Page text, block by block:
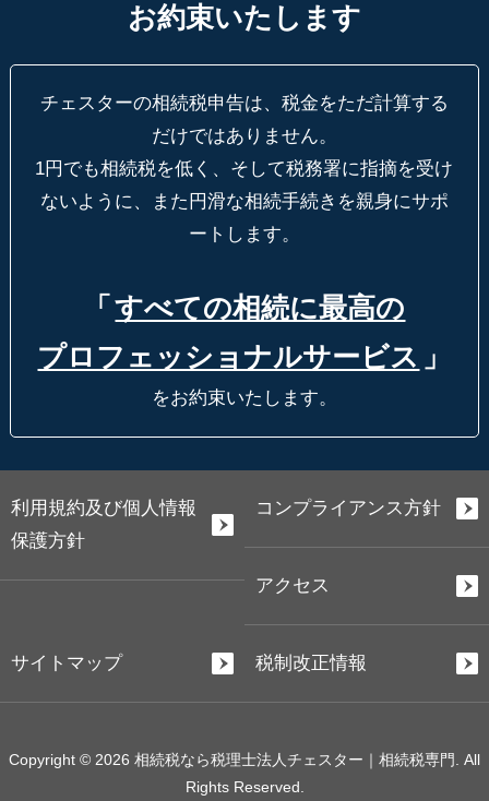
お約束いたします
チェスターの相続税申告は、税金をただ計算する
だけではありません。
1円でも相続税を低く、そして税務署に指摘を受け
ないように、
また円滑な相続手続きを親身にサポ
ートします。
「 すべての相続に最高の
プロフェッショナルサービス 」
をお約束いたします。
利用規約及び個人情報
保護方針
コンプライアンス方針
アクセス
サイトマップ 税制改正情報
Copyright © 2026 相続税なら税理士法人チェスター｜相続税専門. All
Rights Reserved.